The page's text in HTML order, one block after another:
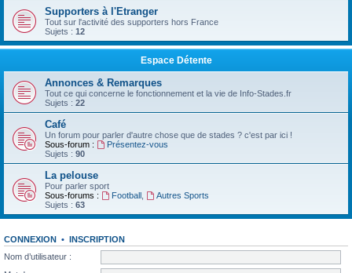
Supporters à l'Etranger
Tout sur l'activité des supporters hors France
Sujets : 12
Espace Détente
Annonces & Remarques
Tout ce qui concerne le fonctionnement et la vie de Info-Stades.fr
Sujets : 22
Café
Un forum pour parler d'autre chose que de stades ? c'est par ici !
Sous-forum :
Présentez-vous
Sujets : 90
La pelouse
Pour parler sport
Sous-forums :
Football,
Autres Sports
Sujets : 63
CONNEXION • INSCRIPTION
Nom d’utilisateur :